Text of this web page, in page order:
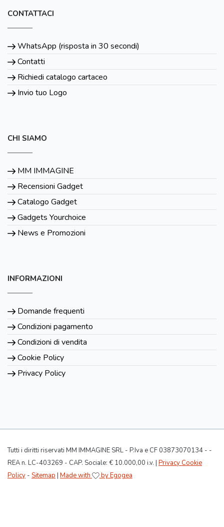
CONTATTACI
WhatsApp (risposta in 30 secondi)
Contatti
Richiedi catalogo cartaceo
Invio tuo Logo
CHI SIAMO
MM IMMAGINE
Recensioni Gadget
Catalogo Gadget
Gadgets Yourchoice
News e Promozioni
INFORMAZIONI
Domande frequenti
Condizioni pagamento
Condizioni di vendita
Cookie Policy
Privacy Policy
Tutti i diritti riservati MM IMMAGINE SRL - P.Iva e CF 03873070134 - -
REA n. LC-403269 - CAP. Sociale: € 10.000,00 i.v. | Privacy Cookie
Policy - Sitemap | Made with by Egogea